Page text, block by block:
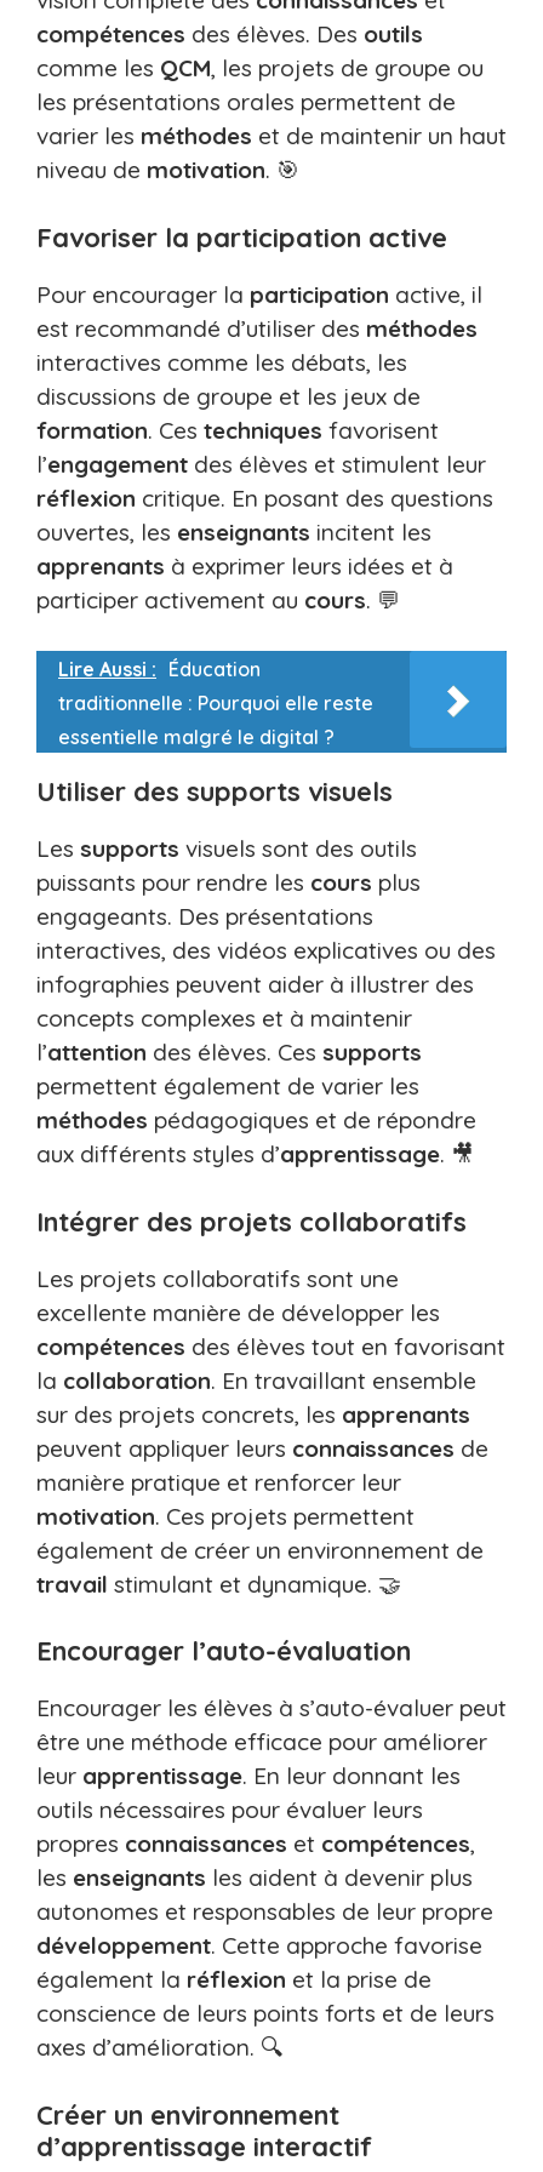
compétences des élèves. Des outils
comme les QCM, les projets de groupe ou
les présentations orales permettent de
varier les méthodes et de maintenir un haut
niveau de motivation. 🎯
Favoriser la participation active
Pour encourager la participation active, il
est recommandé d’utiliser des méthodes
interactives comme les débats, les
discussions de groupe et les jeux de
formation. Ces techniques favorisent
l’engagement des élèves et stimulent leur
réflexion critique. En posant des questions
ouvertes, les enseignants incitent les
apprenants à exprimer leurs idées et à
participer activement au cours. 💬
Lire Aussi : Éducation
traditionnelle : Pourquoi elle reste
essentielle malgré le digital ?
Utiliser des supports visuels
Les supports visuels sont des outils
puissants pour rendre les cours plus
engageants. Des présentations
interactives, des vidéos explicatives ou des
infographies peuvent aider à illustrer des
concepts complexes et à maintenir
l’attention des élèves. Ces supports
permettent également de varier les
méthodes pédagogiques et de répondre
aux différents styles d’apprentissage. 🎥
Intégrer des projets collaboratifs
Les projets collaboratifs sont une
excellente manière de développer les
compétences des élèves tout en favorisant
la collaboration. En travaillant ensemble
sur des projets concrets, les apprenants
peuvent appliquer leurs connaissances de
manière pratique et renforcer leur
motivation. Ces projets permettent
également de créer un environnement de
travail stimulant et dynamique. 🤝
Encourager l’auto-évaluation
Encourager les élèves à s’auto-évaluer peut
être une méthode efficace pour améliorer
leur apprentissage. En leur donnant les
outils nécessaires pour évaluer leurs
propres connaissances et compétences,
les enseignants les aident à devenir plus
autonomes et responsables de leur propre
développement. Cette approche favorise
également la réflexion et la prise de
conscience de leurs points forts et de leurs
axes d’amélioration. 🔍
Créer un environnement
d’apprentissage interactif